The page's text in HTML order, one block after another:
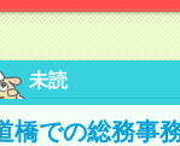
未読
橋での総務事